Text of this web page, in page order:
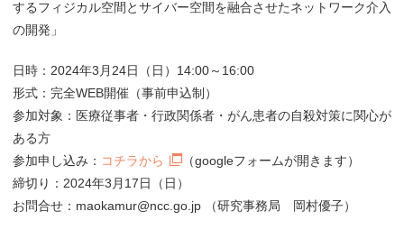
するフィジカル空間とサイバー空間を融合させたネットワーク介⼊
の開発」
日時：2024年3月24日（日）14:00～16:00
形式：完全WEB開催（事前申込制）
参加対象：医療従事者・行政関係者・がん患者の自殺対策に関心が
ある方
参加申し込み： コチラから
（googleフォームが開きます）
締切り：2024年3月17日（日）
お問合せ：maokamur@ncc.go.jp （研究事務局 岡村優子）